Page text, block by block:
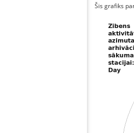
Šis grafiks